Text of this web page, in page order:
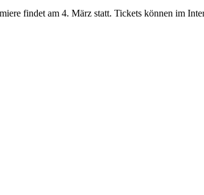
findet am 4. März statt. Tickets können im